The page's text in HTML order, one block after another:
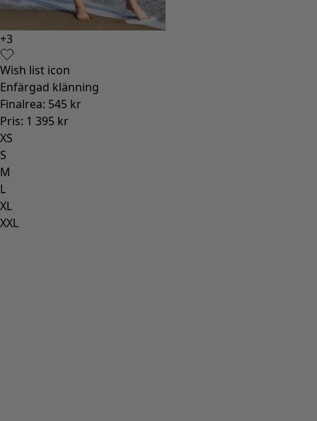
+3
Wish list icon
Enfärgad klänning
Finalrea: 545 kr
Pris: 1 395 kr
XS
S
M
L
XL
XXL